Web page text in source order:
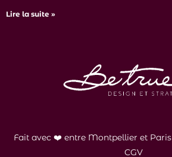
Lire la suite »
Fait avec ❤️ entre Montpellier et Paris
CGV